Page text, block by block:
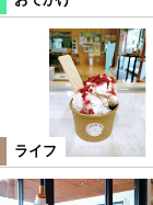
ライフ